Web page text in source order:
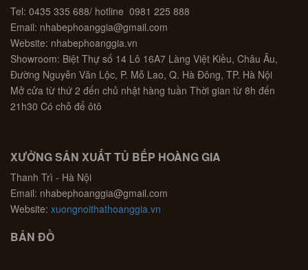
Tel: 0435 335 688/ hotline 0981 225 888
Email: nhabephoanggia@gmail.com
Website: nhabephoanggia.vn
Showroom: Biệt Thự số 14 Lô 16A7 Làng Việt Kiều, Châu Âu,
Đường Nguyễn Văn Lộc, P. Mỗ Lao, Q. Hà Đông, TP. Hà Nội
Mở cửa từ thứ 2 đến chủ nhật hàng tuần Thời gian từ 8h đến
21h30 Có chỗ để ôtô
XƯỞNG SẢN XUẤT TỦ BẾP HOÀNG GIA
Thanh Trì - Hà Nội
Email: nhabephoanggia@gmail.com
Website: xuongnoithathoanggia.vn
BẢN ĐỒ